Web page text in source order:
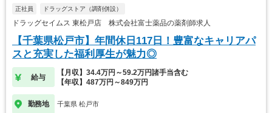
正社員 ドラッグストア（調剤併設）
ドラッグセイムス 東松戸店 株式会社富士薬品の薬剤師求人
【千葉県松戸市】年間休日117日！豊富なキャリアパ
スと充実した福利厚生が魅力◎
給与
【月収】34.4万円～59.2万円諸手当含む
【年収】487万円～849万円
勤務地 千葉県 松戸市